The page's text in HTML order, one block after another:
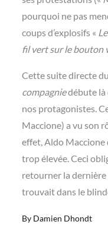
pourquoi ne pas
coups d’explosifs «
fil vert sur le bouton
Cette suite directe
compagniedébute là
nos protagonistes.
Maccione) a vu son
effet, Aldo Maccione
trop élevée. Ceci
retourner la dernière
trouvait dans le
By Damien Dhondt